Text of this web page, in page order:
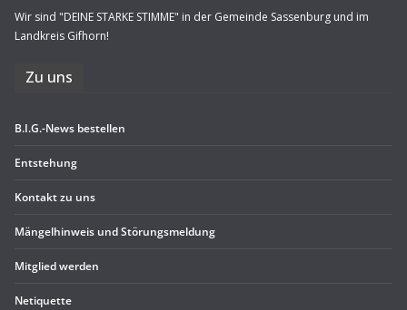
Wir sind "DEINE STARKE STIMME" in der Gemeinde Sassenburg und im
Landkreis Gifhorn!
Zu uns
B.I.G.-News bestel­len
Ent­ste­hung
Kon­takt zu uns
Män­gel­hin­weis und Störungsmeldung
Mit­glied werden
Neti­quette